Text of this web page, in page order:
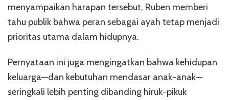
menyampaikan harapan tersebut, Ruben memberi
tahu publik bahwa peran sebagai ayah tetap menjadi
prioritas utama dalam hidupnya.
Pernyataan ini juga mengingatkan bahwa kehidupan
keluarga—dan kebutuhan mendasar anak-anak—
seringkali lebih penting dibanding hiruk-pikuk